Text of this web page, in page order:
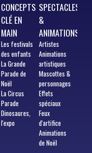
CONCEPTS
CLÉ EN
MAIN
Les festivals
des enfants
La Grande
Parade de
Noël
La Circus
Parade
Dinosaures,
l'expo
SPECTACLES
&
ANIMATIONS
Artistes
Animations
artistiques
Mascottes &
personnages
Effets
spéciaux
Feux
d'artifice
Animations
de Noël